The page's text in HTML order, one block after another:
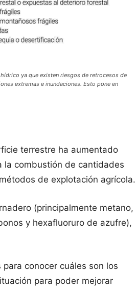
ya que existen riesgos de retrocesos de
extremas e inundaciones. Esto pone en
terrestre ha aumentado
la combustión de cantidades
de explotación agrícola.
(principalmente metano,
y hexafluoruro de azufre),
conocer cuáles son los
para poder mejorar